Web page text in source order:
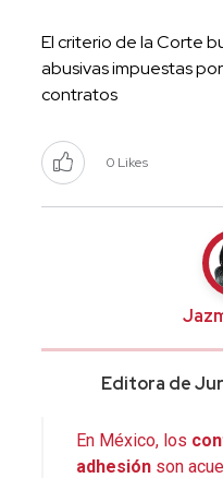
El criterio de la Corte
abusivas impuestas
contratos
0 Likes
Editora de
En México, los
adhesiónson